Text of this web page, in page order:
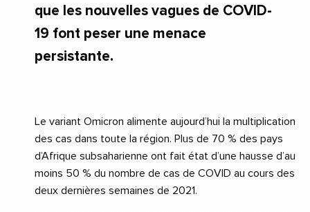
que les nouvelles vagues de COVID-
19 font peser une menace
persistante.
Le variant Omicron alimente aujourd’hui la multiplication
des cas dans toute la région. Plus de 70 % des pays
d’Afrique subsaharienne ont fait état d’une hausse d’au
moins 50 % du nombre de cas de COVID au cours des
deux dernières semaines de 2021.